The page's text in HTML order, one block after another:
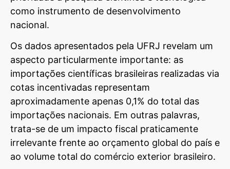
como instrumento de desenvolvimento
nacional.
Os dados apresentados pela UFRJ revelam um
aspecto particularmente importante: as
importações científicas brasileiras realizadas via
cotas incentivadas representam
aproximadamente apenas 0,1% do total das
importações nacionais. Em outras palavras,
trata-se de um impacto fiscal praticamente
irrelevante frente ao orçamento global do país e
ao volume total do comércio exterior brasileiro.